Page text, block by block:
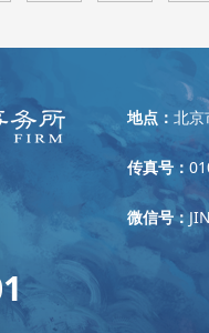
地点： 北京
传真号：
微信号：